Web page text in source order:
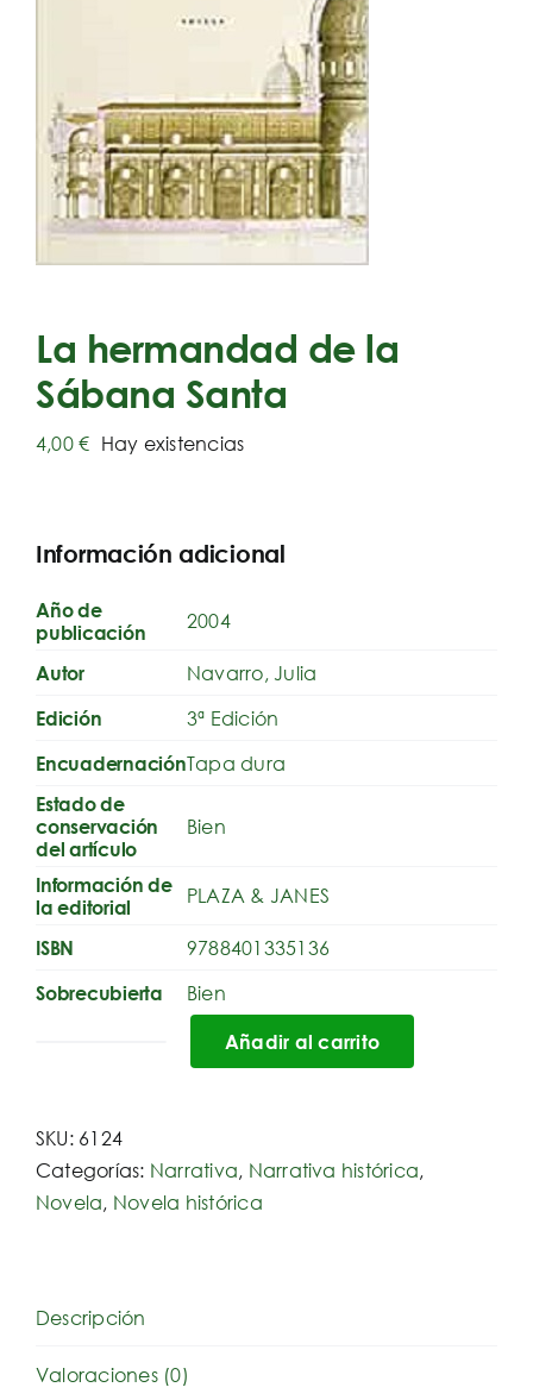
La hermandad de la
Sábana Santa
4,00€ Hay existencias
Información adicional
Año de
publicación
2004
Autor Navarro, Julia
Edición 3ª Edición
EncuadernaciónTapa dura
Estado de
conservación
del artículo
Bien
Información de
la editorial
PLAZA & JANES
ISBN 9788401335136
Sobrecubierta Bien
la
Sábana
Santa
Añadir al carrito
SKU: 6124
Categorías: Narrativa, Narrativa histórica,
Novela, Novela histórica
Descripción
Valoraciones (0)